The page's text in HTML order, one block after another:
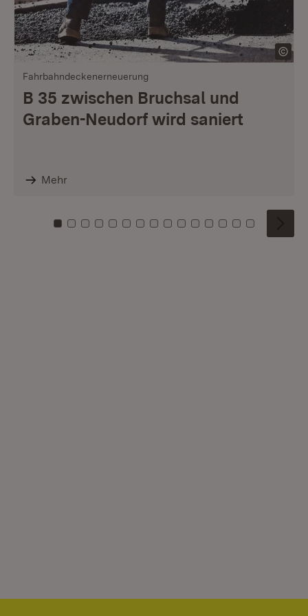
Fahrbahndeckenerneuerung
B 35 zwischen Bruchsal und
Graben-Neudorf wird saniert
Mehr
Zu Kachel: 0
Zu Kachel: 1
Zu Kachel: 2
Zu Kachel: 3
Zu Kachel: 4
Zu Kachel: 5
Zu Kachel: 6
Zu Kachel: 7
Zu Kachel: 8
Zu Kachel: 9
Zu Kachel: 10
Zu Kachel: 11
Zu Kachel: 12
Zu Kachel:
Zu